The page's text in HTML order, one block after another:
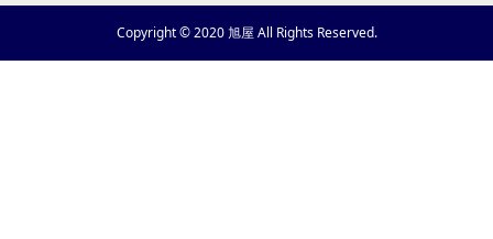
Copyright © 2020 旭屋 All Rights Reserved.